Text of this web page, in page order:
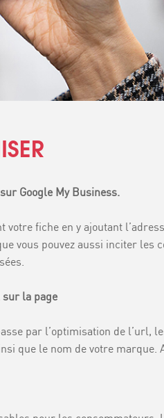
Google My Business.
fiche en y ajoutant
vous pouvez aussi inciter
sur la page
par l’optimisation de
que le nom de votre marque.